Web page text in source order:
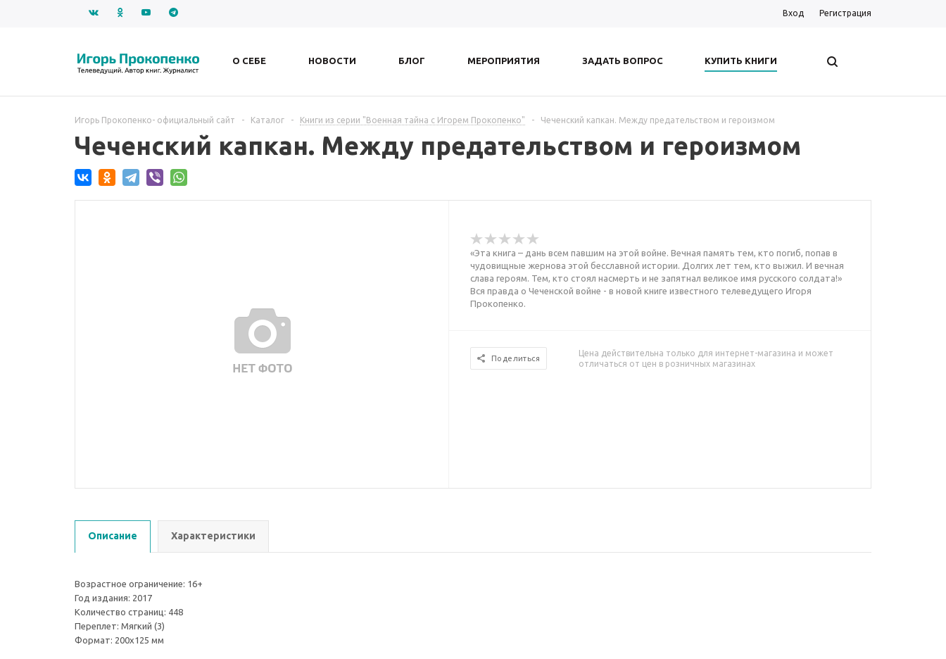
Вход Регистрация
О СЕБЕ НОВОСТИ БЛОГ МЕРОПРИЯТИЯ ЗАДАТЬ ВОПРОС КУПИТЬ КНИГИ
Игорь Прокопенко- официальный сайт - Каталог - Книги из серии "Военная тайна с Игорем Прокопенко" - Чеченский капкан. Между предательством и героизмом
Чеченский капкан. Между предательством и героизмом
«Эта книга – дань всем павшим на этой войне. Вечная память тем, кто погиб, попав в
чудовищные жернова этой бесславной истории. Долгих лет тем, кто выжил. И вечная
слава героям. Тем, кто стоял насмерть и не запятнал великое имя русского солдата!»
Вся правда о Чеченской войне - в новой книге известного телеведущего Игоря
Прокопенко.
Поделиться
Цена действительна только для интернет-магазина и может
отличаться от цен в розничных магазинах
Описание Характеристики
Возрастное ограничение: 16+
Год издания: 2017
Количество страниц: 448
Переплет: Мягкий (3)
Формат: 200x125 мм